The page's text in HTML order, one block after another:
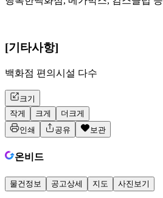
[기타사항]
백화점 편의시설 다수
크기
작게
크게
더크게
인쇄
공유 보관
온비드
물건정보 공고상세 지도 사진보기